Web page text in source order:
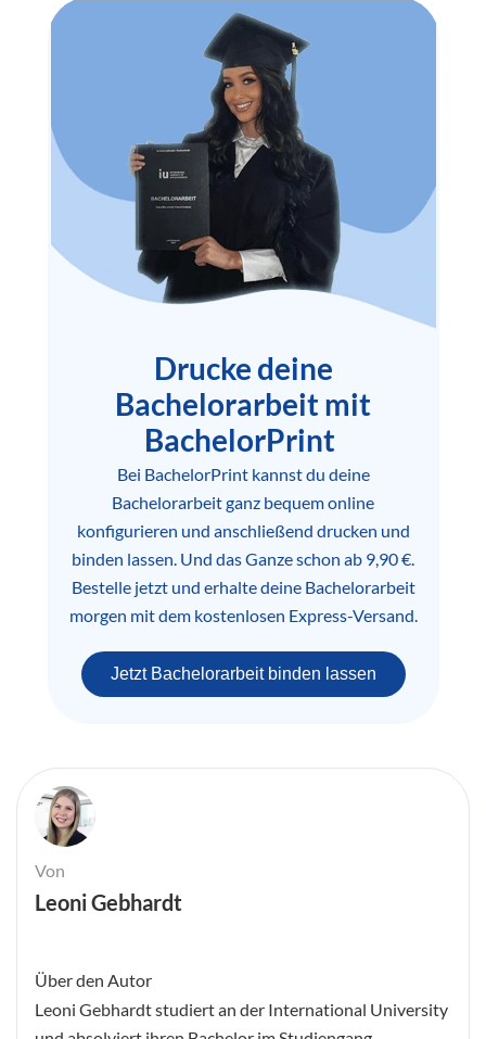
Drucke deine
Bachelorarbeit mit
BachelorPrint
Bei BachelorPrint kannst du deine
Bachelorarbeit ganz bequem online
konfigurieren und anschließend drucken und
binden lassen. Und das Ganze schon ab 9,90 €.
Bestelle jetzt und erhalte deine Bachelorarbeit
morgen mit dem kostenlosen Express-Versand.
Jetzt Bachelorarbeit binden lassen
Von
Leoni Gebhardt
Über den Autor
Leoni Gebhardt studiert an der International University